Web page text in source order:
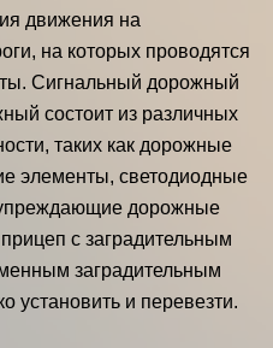
движения на
на которых проводятся
Сигнальный дорожный
состоит из различных
таких как дорожные
элементы, светодиодные
дорожные
с заградительным
заградительным
установить и перевезти.